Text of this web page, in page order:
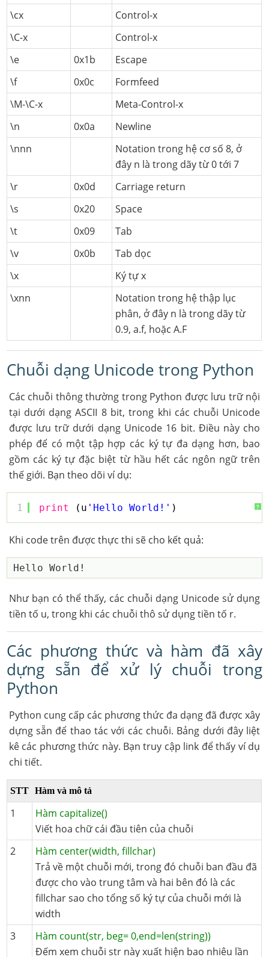
\cx
Control-x
\C-x
Control-x
\e
0x1b
Escape
\f
0x0c
Formfeed
\M-\C-x
Meta-Control-x
\n
0x0a
Newline
\nnn
Notation trong hệ cơ số 8, ở
đây n là trong dãy từ 0 tới 7
\r
0x0d
Carriage return
\s
0x20
Space
\t
0x09
Tab
\v
0x0b
Tab dọc
\x
Ký tự x
\xnn
Notation trong hệ thập lục
phân, ở đây n là trong dãy từ
0.9, a.f, hoặc A.F
Chuỗi dạng Unicode trong Python
Các chuỗi thông thường trong Python được lưu trữ nội
tại dưới dạng ASCII 8 bit, trong khi các chuỗi Unicode
được lưu trữ dưới dạng Unicode 16 bit. Điều này cho
phép để có một tập hợp các ký tự đa dạng hơn, bao
gồm các ký tự đặc biệt từ hầu hết các ngôn ngữ trên
thế giới. Bạn theo dõi ví dụ:
?
1 print (u 'Hello World!' )
Khi code trên được thực thi sẽ cho kết quả:
Như bạn có thể thấy, các chuỗi dạng Unicode sử dụng
tiền tố u, trong khi các chuỗi thô sử dụng tiền tố r.
Các phương thức và hàm đã xây
dựng sẵn để xử lý chuỗi trong
Python
Python cung cấp các phương thức đa dạng đã được xây
dựng sẵn để thao tác với các chuỗi. Bảng dưới đây liệt
kê các phương thức này. Bạn truy cập link để thấy ví dụ
chi tiết.
STT Hàm và mô tả
1
Hàm capitalize()
Viết hoa chữ cái đầu tiên của chuỗi
2
Hàm center(width, fillchar)
Trả về một chuỗi mới, trong đó chuỗi ban đầu đã
được cho vào trung tâm và hai bên đó là các
fillchar sao cho tổng số ký tự của chuỗi mới là
width
3
Hàm count(str, beg= 0,end=len(string))
Đếm xem chuỗi str này xuất hiện bao nhiêu lần